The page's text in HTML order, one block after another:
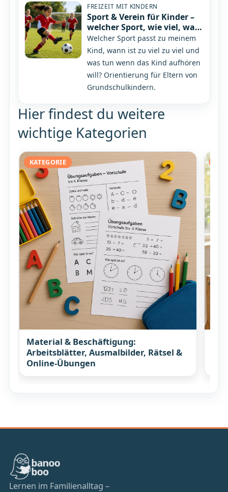
FREIZEIT MIT KINDERN
Sport & Verein für Kinder –
welcher Sport, wie viel, was
kostet es
Welcher Sport passt zu meinem
Kind, wann ist zu viel zu viel und
was tun wenn das Kind aufhören
will? Orientierung für Eltern von
Grundschulkindern.
Hier findest du weitere
wichtige Kategorien
KATEGORIE
Material & Beschäftigung:
Arbeitsblätter, Ausmalbilder, Rätsel &
Online-Übungen
Lernen im Familienalltag –